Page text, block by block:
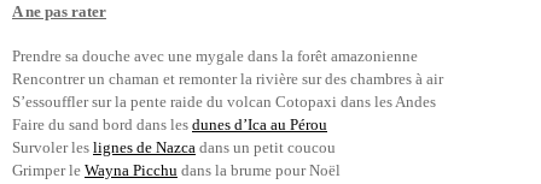
A ne pas rater
Prendre sa douche avec une mygale dans la forêt amazonienne
Rencontrer un chaman et remonter la rivière sur des chambres à air
S’essouffler sur la pente raide du volcan Cotopaxi dans les Andes
Faire du sand bord dans les dunes d’Ica au Pérou
Survoler les lignes de Nazca dans un petit coucou
Grimper le Wayna Picchu dans la brume pour Noël